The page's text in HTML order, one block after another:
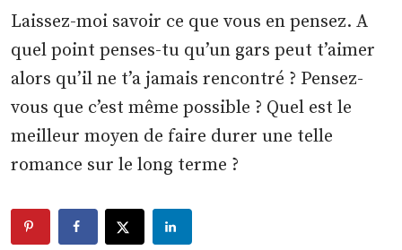
Laissez-moi savoir ce que vous en pensez. A
quel point penses-tu qu’un gars peut t’aimer
alors qu’il ne t’a jamais rencontré ? Pensez-
vous que c’est même possible ? Quel est le
meilleur moyen de faire durer une telle
romance sur le long terme ?